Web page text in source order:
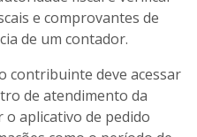
e comprovantes de
de um contador.
contribuinte deve acessar
de atendimento da
aplicativo de pedido